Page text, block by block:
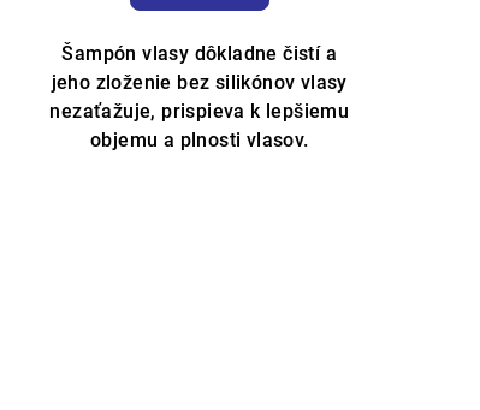
Šampón vlasy dôkladne čistí a
jeho zloženie bez silikónov vlasy
nezaťažuje, prispieva k lepšiemu
objemu a plnosti vlasov.